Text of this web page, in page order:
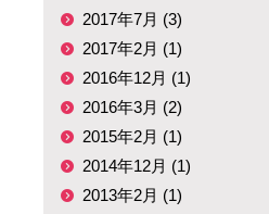
2017年7月 (3)
2017年2月 (1)
2016年12月 (1)
2016年3月 (2)
2015年2月 (1)
2014年12月 (1)
2013年2月 (1)